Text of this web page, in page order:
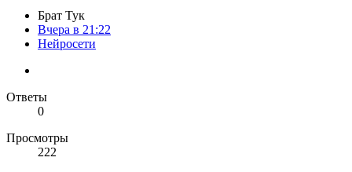
Брат Тук
Вчера в 21:22
Нейросети
Ответы
0
Просмотры
222